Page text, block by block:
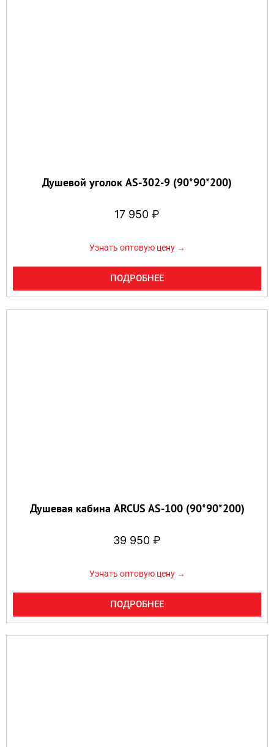
Душевой уголок AS-302-9 (90*90*200)
17 950 ₽
Узнать оптовую цену →
ПОДРОБНЕЕ
Душевая кабина ARCUS AS-100 (90*90*200)
39 950 ₽
Узнать оптовую цену →
ПОДРОБНЕЕ